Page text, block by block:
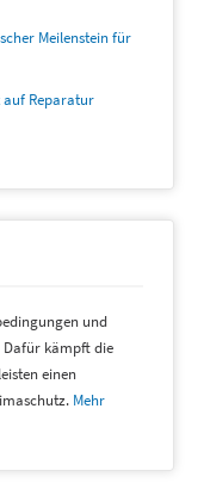
Meilenstein für
auf Reparatur
und
Dafür kämpft die
einen
Mehr